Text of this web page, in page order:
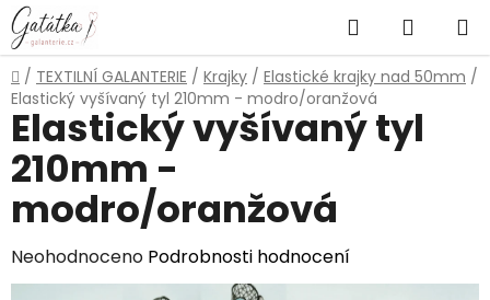
Přejít
na
obsah
Hledat
KOŠÍK
Domů
/ TEXTILNÍ GALANTERIE / Krajky / Elastické krajky nad 50mm /
Elastický vyšívaný tyl 210mm - modro/oranžová
Elastický vyšívaný tyl
210mm -
modro/oranžová
Průměrné
hodnocení
Neohodnoceno Podrobnosti hodnocení